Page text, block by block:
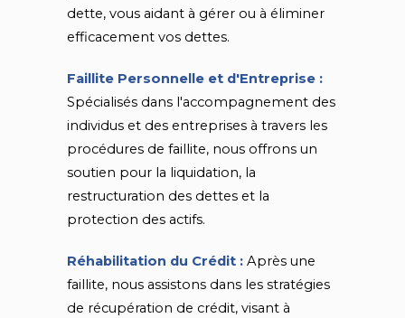
dette, vous aidant à gérer ou à éliminer
efficacement vos dettes.
Faillite Personnelle et d'Entreprise :
Spécialisés dans l'accompagnement des
individus et des entreprises à travers les
procédures de faillite, nous offrons un
soutien pour la liquidation, la
restructuration des dettes et la
protection des actifs.
Réhabilitation du Crédit : Après une
faillite, nous assistons dans les stratégies
de récupération de crédit, visant à